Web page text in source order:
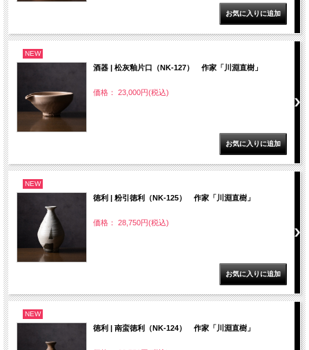
NEW
酒器 | 松灰釉片口（NK-127） 作家「川淵直樹」
価格： 23,000円(税込)
NEW
徳利 | 粉引徳利（NK-125） 作家「川淵直樹」
価格： 28,750円(税込)
NEW
徳利 | 南蛮徳利（NK-124） 作家「川淵直樹」